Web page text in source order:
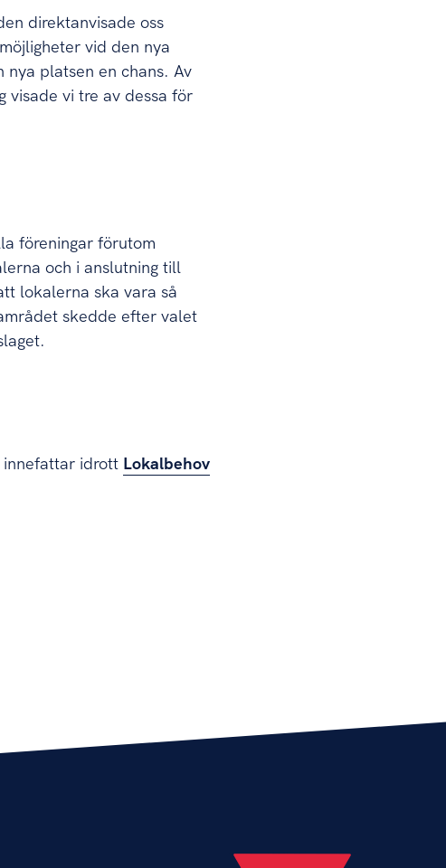
direktanvisade oss
vid den nya
platsen en chans. Av
visade vi tre av dessa för
föreningar förutom
och i anslutning till
lokalerna ska vara så
skedde efter valet
innefattar idrott Lokalbehov